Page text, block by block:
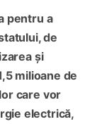
pentru a
de
și
milioane de
care vor
electrică,